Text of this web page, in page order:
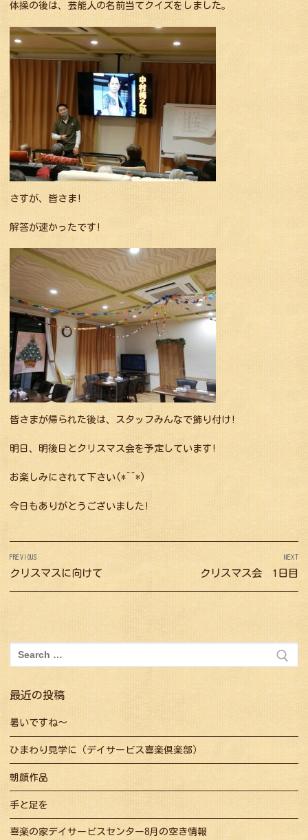
体操の後は、芸能人の名前当てクイズをしました。
さすが、皆さま!
解答が速かったです!
皆さまが帰られた後は、スタッフみんなで飾り付け!
明日、明後日とクリスマス会を予定しています!
お楽しみにされて下さい(*^^*)
今日もありがとうございました!
投
稿
ナ
ビ
ゲ
ー
シ
ョ
ン
PREVIOUS
Previous
post:
クリスマスに向けて
NEXT
Next
post:
クリスマス会 1日目
索:
最近の投稿
暑いですね～
ひまわり見学に（デイサービス喜楽倶楽部）
朝顔作品
手と足を
喜楽の家デイサービスセンター8月の空き情報